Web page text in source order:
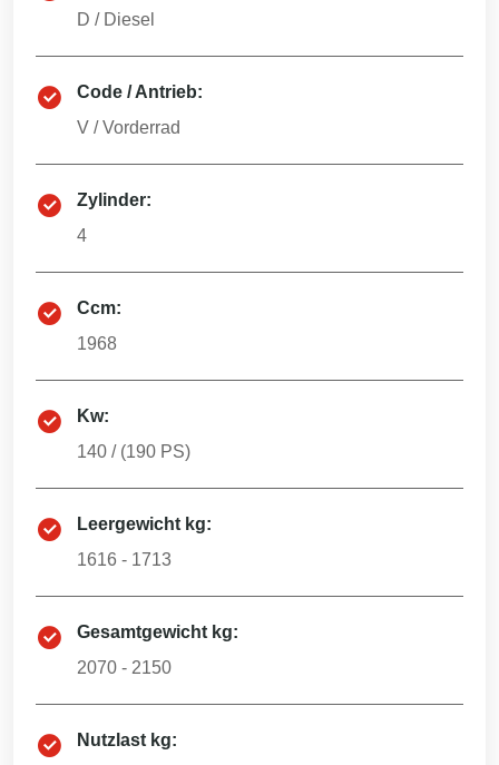
D / Diesel
Code / Antrieb:
V /Vorderrad
Zylinder:
4
Ccm:
1968
Kw:
140 / (190 PS)
Leergewicht kg:
1616 - 1713
Gesamtgewicht kg:
2070 - 2150
Nutzlast kg: